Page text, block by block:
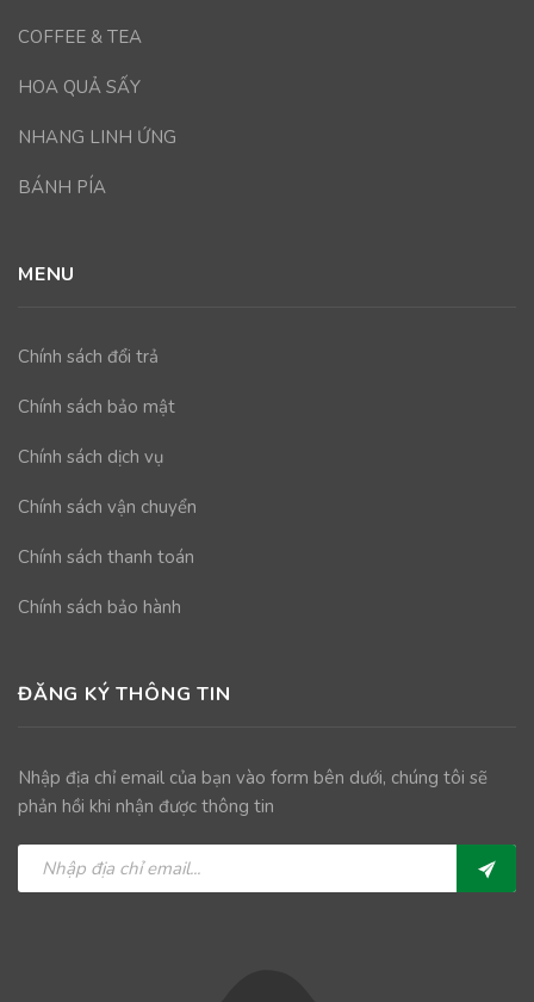
COFFEE & TEA
HOA QUẢ SẤY
NHANG LINH ỨNG
BÁNH PÍA
MENU
Chính sách đổi trả
Chính sách bảo mật
Chính sách dịch vụ
Chính sách vận chuyển
Chính sách thanh toán
Chính sách bảo hành
ĐĂNG KÝ THÔNG TIN
Nhập địa chỉ email của bạn vào form bên dưới, chúng tôi sẽ
phản hồi khi nhận được thông tin